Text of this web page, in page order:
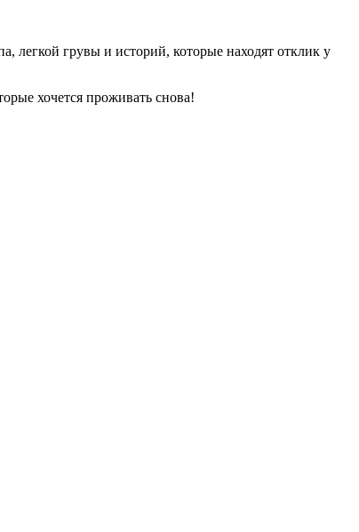
легкой грувы и историй, которые находят отклик у
хочется проживать снова!